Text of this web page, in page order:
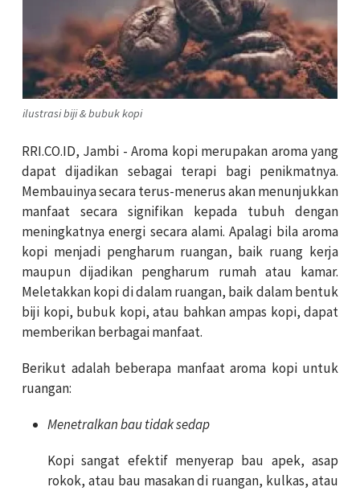
ilustrasi biji & bubuk kopi
RRI.CO.ID, Jambi -Aroma kopi merupakan aroma yang
dapat dijadikan sebagai terapi bagi penikmatnya.
Membauinya secara terus-menerus akan menunjukkan
manfaat secara signifikan kepada tubuh dengan
meningkatnya energi secara alami. Apalagi bila aroma
kopi menjadi pengharum ruangan, baik ruang kerja
maupun dijadikan pengharum rumah atau kamar.
Meletakkan kopi di dalam ruangan, baik dalam bentuk
biji kopi, bubuk kopi, atau bahkan ampas kopi, dapat
memberikan berbagai manfaat.
Berikut adalah beberapa manfaat aroma kopi untuk
ruangan:
Menetralkan bau tidak sedap
Kopi sangat efektif menyerap bau apek, asap
rokok, atau bau masakan di ruangan, kulkas, atau